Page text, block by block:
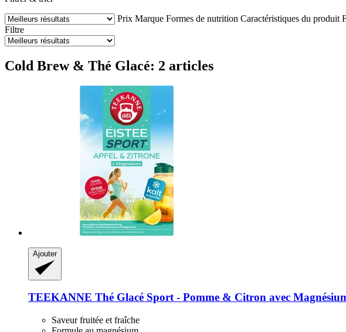
Prix Marque Formes de nutrition Caractéristiques du produit
Filtre
Cold Brew & Thé Glacé: 2 articles
Ajouter
TEEKANNE Thé Glacé Sport -​ Pomme & Citron avec
Saveur fruitée et fraîche